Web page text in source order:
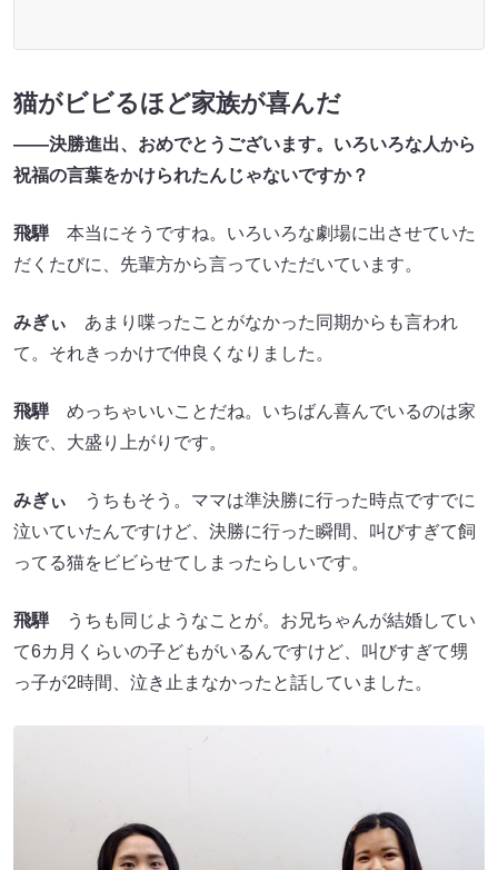
猫がビビるほど家族が喜んだ
――決勝進出、おめでとうございます。いろいろな人から
祝福の言葉をかけられたんじゃないですか？
飛騨 本当にそうですね。いろいろな劇場に出させていた
だくたびに、先輩方から言っていただいています。
みぎぃ あまり喋ったことがなかった同期からも言われ
て。それきっかけで仲良くなりました。
飛騨 めっちゃいいことだね。いちばん喜んでいるのは家
族で、大盛り上がりです。
みぎぃ うちもそう。ママは準決勝に行った時点ですでに
泣いていたんですけど、決勝に行った瞬間、叫びすぎて飼
ってる猫をビビらせてしまったらしいです。
飛騨 うちも同じようなことが。お兄ちゃんが結婚してい
て6カ月くらいの子どもがいるんですけど、叫びすぎて甥
っ子が2時間、泣き止まなかったと話していました。